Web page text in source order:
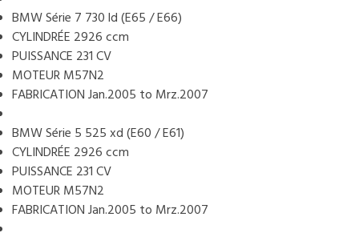
BMW Série 7 730 ld (E65 / E66)
CYLINDRÉE 2926 ccm
PUISSANCE 231 CV
MOTEUR M57N2
FABRICATION Jan.2005 to Mrz.2007
BMW Série 5 525 xd (E60 / E61)
CYLINDRÉE 2926 ccm
PUISSANCE 231 CV
MOTEUR M57N2
FABRICATION Jan.2005 to Mrz.2007